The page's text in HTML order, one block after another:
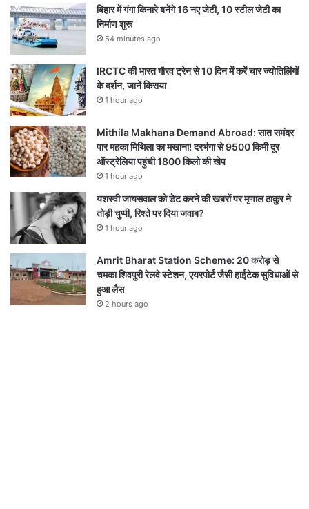
बिहार में गंगा किनारे बनेंगे 16 नए जेटी, 10 स्टील जेटी का
निर्माण शुरू
54 minutes ago
IRCTC की भारत गौरव ट्रेन से 10 दिन में करें चार ज्योतिर्लिंगों
के दर्शन, जानें किराया
1 hour ago
Mithila Makhana Demand Abroad: सात समंदर
पार महका मिथिला का मखाना! दरभंगा से 9500 किमी दूर
ऑस्ट्रेलिया पहुंची 1800 किलो की खेप
1 hour ago
यशस्वी जायसवाल को डेट करने की खबरों पर मृणाल ठाकुर ने
तोड़ी चुप्पी, रिश्ते पर दिया जवाब?
1 hour ago
Amrit Bharat Station Scheme: 20 करोड़ से
चमका शिवपुरी रेलवे स्टेशन, एयरपोर्ट जैसी हाईटेक सुविधाओं से
हुआ लैस
2 hours ago